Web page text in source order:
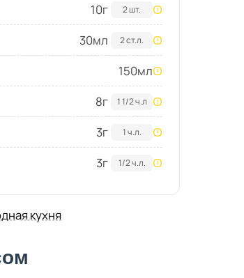
10г 2 шт.
30мл 2 ст.л.
150мл
8г 1 1/2 ч.л
3г 1 ч.л.
3г 1/2 ч.л.
кухня